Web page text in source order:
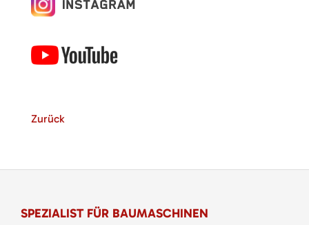
Zurück
SPEZIALIST FÜR BAUMASCHINEN